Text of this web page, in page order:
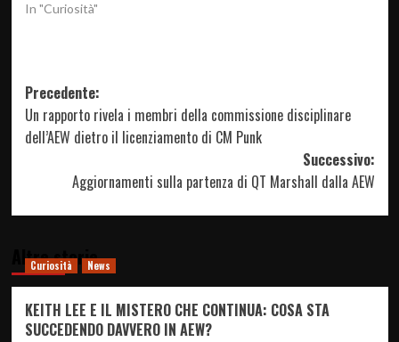
In "Curiosità"
Navigazione
articolo
Precedente:
Un rapporto rivela i membri della commissione disciplinare
dell’AEW dietro il licenziamento di CM Punk
Successivo:
Aggiornamenti sulla partenza di QT Marshall dalla AEW
Altre storie
Curiosità News
KEITH LEE E IL MISTERO CHE CONTINUA: COSA STA
SUCCEDENDO DAVVERO IN AEW?